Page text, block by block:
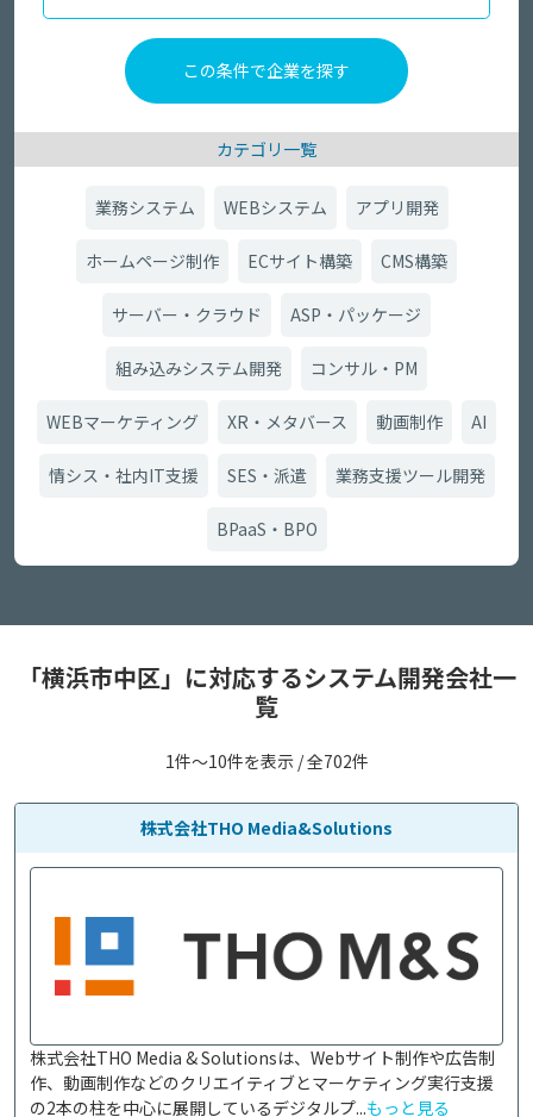
カテゴリ一覧
業務システム WEBシステム アプリ開発
ホームページ制作 ECサイト構築 CMS構築
サーバー・クラウド ASP・パッケージ
組み込みシステム開発 コンサル・PM
WEBマーケティング XR・メタバース 動画制作 AI
情シス・社内IT支援 SES・派遣 業務支援ツール開発
BPaaS・BPO
「横浜市中区」に対応するシステム開発会社一
覧
1件〜10件を表示 / 全702件
株式会社THO Media&Solutions
株式会社THO Media & Solutionsは、Webサイト制作や広告制
作、動画制作などのクリエイティブとマーケティング実行支援
の2本の柱を中心に展開しているデジタルプ...もっと見る